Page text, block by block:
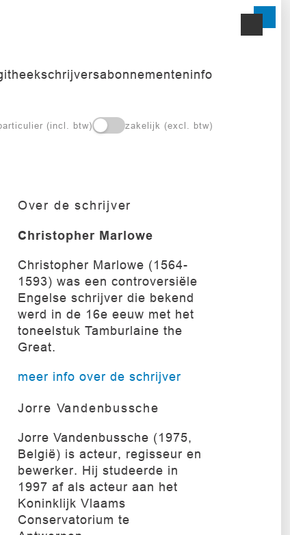
schrijversabonnementeninfo
(incl. btw) zakelijk (excl. btw)
Over de schrijver
Christopher Marlowe
Christopher Marlowe (1564-
1593) was een controversiële
Engelse schrijver die bekend
werd in de 16e eeuw met het
toneelstuk Tamburlaine the
Great.
meer info over de schrijver
Jorre Vandenbussche
Jorre Vandenbussche (1975,
België) is acteur, regisseur en
bewerker. Hij studeerde in
1997 af als acteur aan het
Koninklijk Vlaams
Conservatorium te